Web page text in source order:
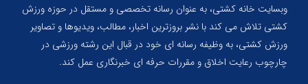
وبسایت خانه کشتی، به عنوان رسانه تخصصی و مستقل در حوزه ورزش
کشتی تلاش می کند با نشر بروزترین اخبار، مطالب، ویدیوها و تصاویر
ورزش کشتی، به وظیفه رسانه ای خود در قبال این رشته ورزشی در
چارچوب رعایت اخلاق و مقررات حرفه ای خبرنگاری عمل کند.